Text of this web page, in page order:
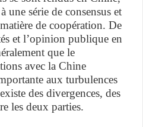
une série de consensus et
de coopération. De
et l’opinion publique en
que le
avec la Chine
aux turbulences
des divergences, des
les deux parties.